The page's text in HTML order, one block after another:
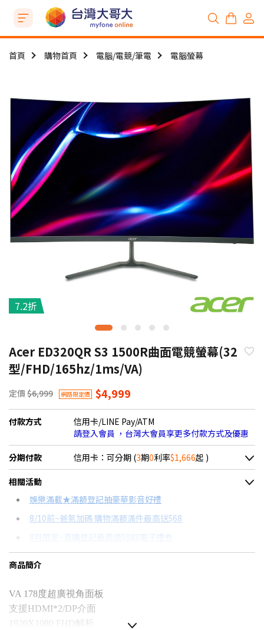
首頁 購物首頁 電腦/電競/筆電 電腦螢幕
7.2折
Acer ED320QR S3 1500R曲面電競螢幕(32
型/FHD/165hz/1ms/VA)
定價 $6,999 網路限定價 $4,999
付款方式
信用卡/LINE Pay/ATM
請登入會員 ，台灣大會員享更多付款方式及優惠
分期付款 信用卡：可分期 (3期0利率$1,666起 )
＊實際可分期數、適用利率，請以購物車顯示為主
信用卡分期
分期數
12期
每期金額 配合銀行/業者
相關活動
娛樂滿載★滿額登記抽豪華影音好禮
8/10前~爸氣加碼 購物滿額滿件最高送$68
8月限定~首購登記最高領$888電子禮券
8/15前~指定購物滿額最高回饋25%
更多信用卡分期0利率滿額享回饋
商品簡介
VA 178度超廣視角面板
支援HDMI*2/DP介面
1920X1080 FHD解析